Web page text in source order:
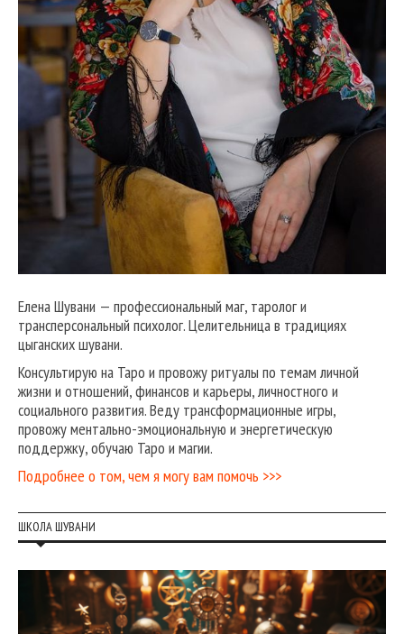
Елена Шувани — профессиональный маг, таролог и
трансперсональный психолог. Целительница в традициях
цыганских шувани.
Консультирую на Таро и провожу ритуалы по темам личной
жизни и отношений, финансов и карьеры, личностного и
социального развития. Веду трансформационные игры,
провожу ментально-эмоциональную и энергетическую
поддержку, обучаю Таро и магии.
Подробнее о том, чем я могу вам помочь >>>
ШКОЛА ШУВАНИ